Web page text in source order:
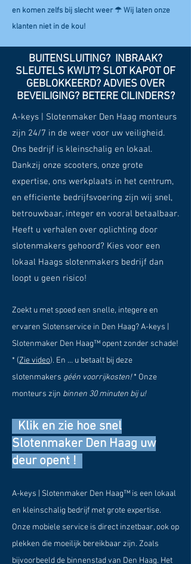
en komen zelfs bij slecht weer ☂ Wij laten onze
klanten niet in de kou!
BUITENSLUITING? INBRAAK?
SLEUTELS KWIJT? SLOT KAPOT OF
GEBLOKKEERD? ADVIES OVER
BEVEILIGING? BETERE CILINDERS?
A-keys | Slotenmaker Den Haag monteurs
zijn 24/7 in de weer voor uw veiligheid.
Ons bedrijf is kleinschalig en lokaal.
Dankzij onze scooters, onze grote
expertise, ons werkplaats in het centrum,
en efficiente bedrijfsvoering zijn wij snel,
betrouwbaar, integer en vooral betaalbaar.
Heeft u verhalen over oplichting door
slotenmakers gehoord? Kies voor een
lokaal Haags slotenmakers bedrijf dan
loopt u geen risico!
Zoekt u met spoed een snelle, integere en
ervaren Slotenservice in Den Haag? A-keys |
Slotenmaker Den Haag™ opent zonder schade!
* (Zie video). En … u betaalt bij deze
slotenmakers géén voorrijkosten!* Onze
monteurs zijn binnen 30 minuten bij u!
Klik en zie hoe snel
Slotenmaker Den Haag uw
deur opent !
A-keys | Slotenmaker Den Haag™ is een lokaal
en kleinschalig bedrijf met grote expertise.
Onze mobiele service is direct inzetbaar, ook op
plekken die moeilijk bereikbaar zijn. Zoals
bijvoorbeeld de binnenstad van Den Haag. Het